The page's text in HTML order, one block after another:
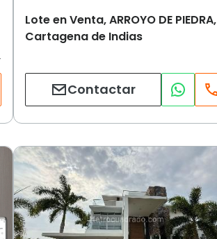
Lote en Venta, ARROYO DE PIEDRA,
Cartagena de Indias
Contactar